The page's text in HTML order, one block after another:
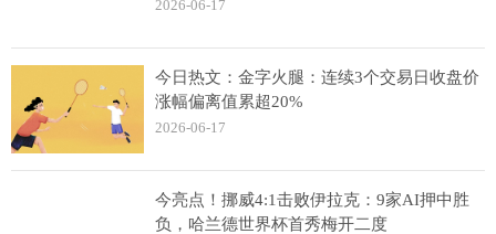
2026-06-17
今日热文：金字火腿：连续3个交易日收盘价
涨幅偏离值累超20%
2026-06-17
今亮点！挪威4:1击败伊拉克：9家AI押中胜
负，哈兰德世界杯首秀梅开二度